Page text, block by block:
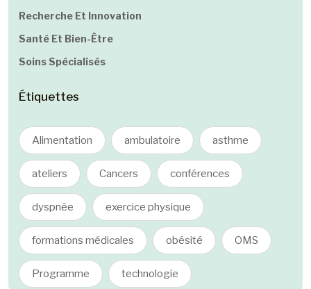
Recherche Et Innovation
Santé Et Bien-Être
Soins Spécialisés
Étiquettes
Alimentation ambulatoire asthme
ateliers Cancers conférences
dyspnée exercice physique
formations médicales obésité OMS
Programme technologie